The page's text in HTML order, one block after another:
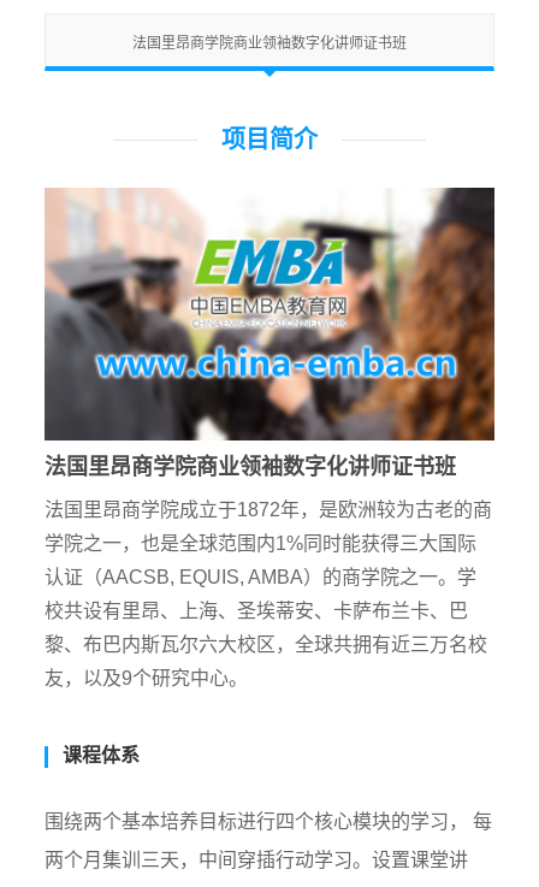
法国里昂商学院商业领袖数字化讲师证书班
项目简介
法国里昂商学院商业领袖数字化讲师证书班
法国里昂商学院成立于1872年，是欧洲较为古老的商
学院之一，也是全球范围内1%同时能获得三大国际
认证（AACSB, EQUIS, AMBA）的商学院之一。学
校共设有里昂、上海、圣埃蒂安、卡萨布兰卡、巴
黎、布巴内斯瓦尔六大校区，全球共拥有近三万名校
友，以及9个研究中心。
课程体系
围绕两个基本培养目标进行四个核心模块的学习， 每
两个月集训三天，中间穿插行动学习。设置课堂讲